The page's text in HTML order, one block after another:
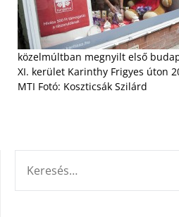
közelmúltban megnyilt első
XI. kerület Karinthy Frigyes úton
MTI Fotó: Koszticsák Szilárd